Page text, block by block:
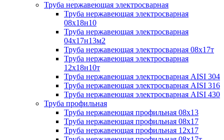
Труба нержавеющая электросварная
Труба нержавеющая электросварная
08х18н10
Труба нержавеющая электросварная
04х17н13м2
Труба нержавеющая электросварная 08х17т
Труба нержавеющая электросварная
12х18н10т
Труба нержавеющая электросварная AISI 304
Труба нержавеющая электросварная AISI 316
Труба нержавеющая электросварная AISI 430
Труба профильная
Труба нержавеющая профильная 08х13
Труба нержавеющая профильная 08х17
Труба нержавеющая профильная 12х17